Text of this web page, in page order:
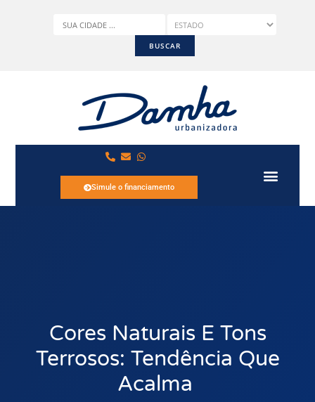
Simule o financiamento
Cores Naturais E Tons
Terrosos: Tendência Que
Acalma